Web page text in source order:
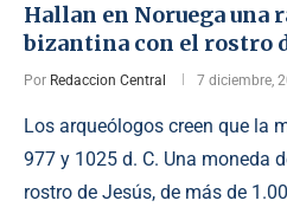
Hallan en Noruega una
bizantina con el rostro
Por Redaccion Central 7 diciembre,
Los arqueólogos creen que la
977 y 1025 d. C. Una moneda
rostro de Jesús, de más de